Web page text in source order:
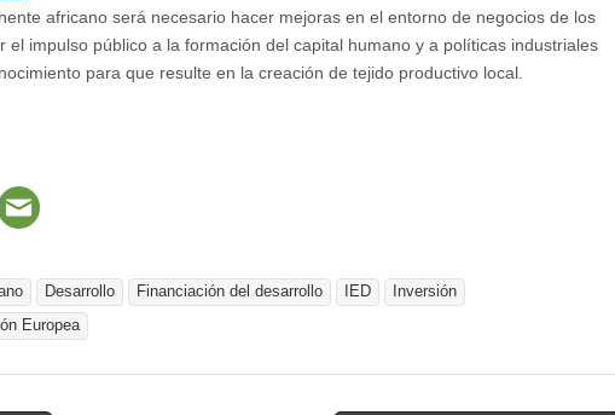
africano será necesario hacer mejoras en el entorno de negocios de los
el impulso público a la formación del capital humano y a políticas industriales
para que resulte en la creación de tejido productivo local.
Desarrollo Financiación del desarrollo IED
Inversión
Europea